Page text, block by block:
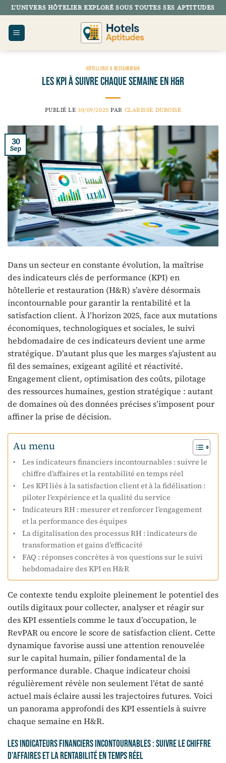
Passer
au
contenu
L’UNIVERS HÔTELIER EXPLORÉ SOUS TOUTES SES APTITUDES
HÔTELLERIE & RESTAURATION
Les KPI à suivre chaque semaine en H&R
PUBLIÉ LE30/09/2025 PAR CLARISSE DUBOISE
30
Sep
Dans un secteur en constante évolution, la maîtrise
des indicateurs clés de performance (KPI) en
hôtellerie et restauration (H&R) s’avère désormais
incontournable pour garantir la rentabilité et la
satisfaction client. À l’horizon 2025, face aux mutations
économiques, technologiques et sociales, le suivi
hebdomadaire de ces indicateurs devient une arme
stratégique. D’autant plus que les marges s’ajustent au
fil des semaines, exigeant agilité et réactivité.
Engagement client, optimisation des coûts, pilotage
des ressources humaines, gestion stratégique : autant
de domaines où des données précises s’imposent pour
affiner la prise de décision.
Au menu
Les indicateurs financiers incontournables : suivre le
chiffre d’affaires et la rentabilité en temps réel
Les KPI liés à la satisfaction client et à la fidélisation :
piloter l’expérience et la qualité du service
Indicateurs RH : mesurer et renforcer l’engagement
et la performance des équipes
La digitalisation des processus RH : indicateurs de
transformation et gains d’efficacité
FAQ : réponses concrètes à vos questions sur le suivi
hebdomadaire des KPI en H&R
Ce contexte tendu exploite pleinement le potentiel des
outils digitaux pour collecter, analyser et réagir sur
des KPI essentiels comme le taux d’occupation, le
RevPAR ou encore le score de satisfaction client. Cette
dynamique favorise aussi une attention renouvelée
sur le capital humain, pilier fondamental de la
performance durable. Chaque indicateur choisi
régulièrement révèle non seulement l’état de santé
actuel mais éclaire aussi les trajectoires futures. Voici
un panorama approfondi des KPI essentiels à suivre
chaque semaine en H&R.
Les indicateurs financiers incontournables : suivre le chiffre
d’affaires et la rentabilité en temps réel